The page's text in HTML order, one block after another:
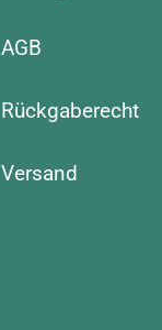
AGB
Rückgaberecht
Versand